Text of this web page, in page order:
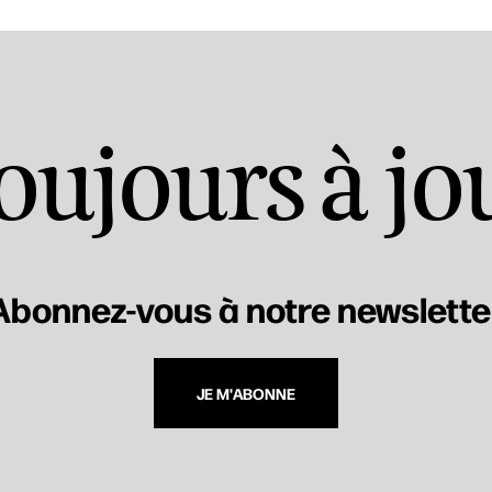
à
vous à notre
JE M'ABONNE